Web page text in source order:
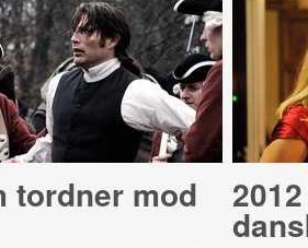
tordner mod